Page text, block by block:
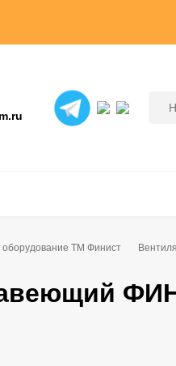
оборудование ТМ Финист